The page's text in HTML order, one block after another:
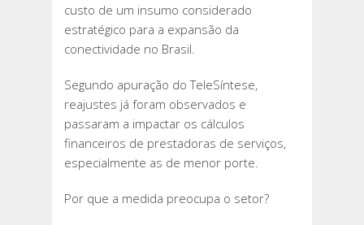
custo de um insumo considerado
estratégico para a expansão da
conectividade no Brasil.
Segundo apuração do TeleSíntese,
reajustes já foram observados e
passaram a impactar os cálculos
financeiros de prestadoras de serviços,
especialmente as de menor porte.
Por que a medida preocupa o setor?